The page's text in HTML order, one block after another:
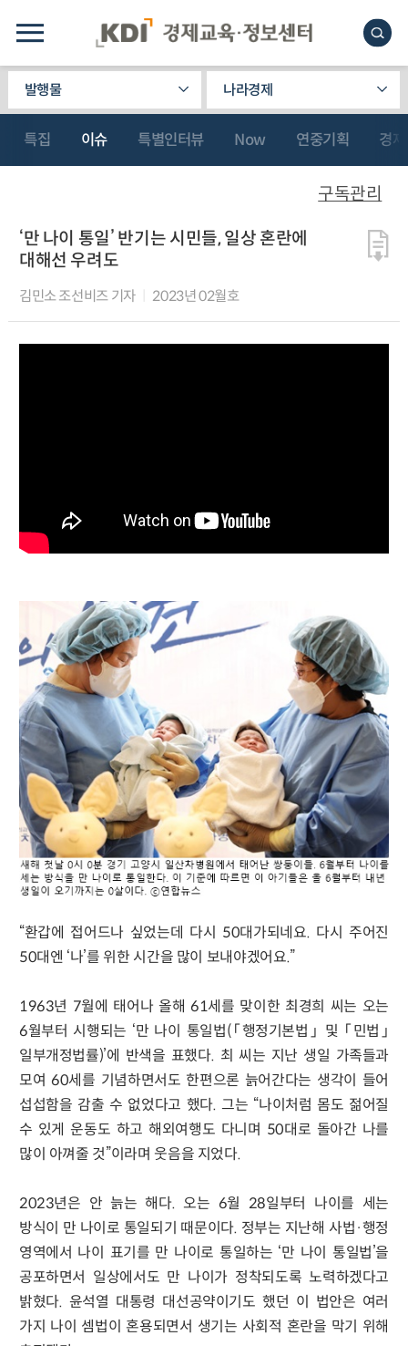
발행물 나라경제
특집 이슈 특별인터뷰 Now 연중기획 경
‘만 나이 통일’ 반기는 시민들, 일상 혼란에
대해선 우려도
김민소 조선비즈 기자 2023년 02월호
“환갑에 접어드나 싶었는데 다시 50대가되네요. 다시 주어진
50대엔 ‘나’를 위한 시간을 많이 보내야겠어요.”
1963년 7월에 태어나 올해 61세를 맞이한 최경희 씨는 오는
6월부터 시행되는 ‘만 나이 통일법(「행정기본법」 및 「민법」
일부개정법률)’에 반색을 표했다. 최 씨는 지난 생일 가족들과
모여 60세를 기념하면서도 한편으론 늙어간다는 생각이 들어
섭섭함을 감출 수 없었다고 했다. 그는 “나이처럼 몸도 젊어질
수 있게 운동도 하고 해외여행도 다니며 50대로 돌아간 나를
많이 아껴줄 것”이라며 웃음을 지었다.
2023년은 안 늙는 해다. 오는 6월 28일부터 나이를 세는
방식이 만 나이로 통일되기 때문이다. 정부는 지난해 사법·행정
영역에서 나이 표기를 만 나이로 통일하는 ‘만 나이 통일법’을
공포하면서 일상에서도 만 나이가 정착되도록 노력하겠다고
밝혔다. 윤석열 대통령 대선공약이기도 했던 이 법안은 여러
가지 나이 셈법이 혼용되면서 생기는 사회적 혼란을 막기 위해
구독관리